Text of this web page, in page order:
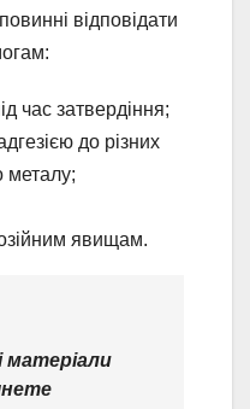
відповідати
час затвердіння;
до різних
металу;
явищам.
матеріали